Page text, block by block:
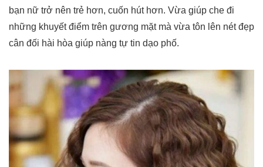
bạn nữ trở nên trẻ hơn, cuốn hút hơn. Vừa giúp che đi
những khuyết điểm trên gương mặt mà vừa tôn lên nét đẹp
cân đối hài hòa giúp nàng tự tin dạo phố.